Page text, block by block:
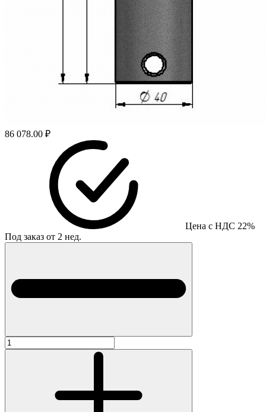
86 078.00 ₽
Цена с НДС 22%
Под заказ от 2 нед.